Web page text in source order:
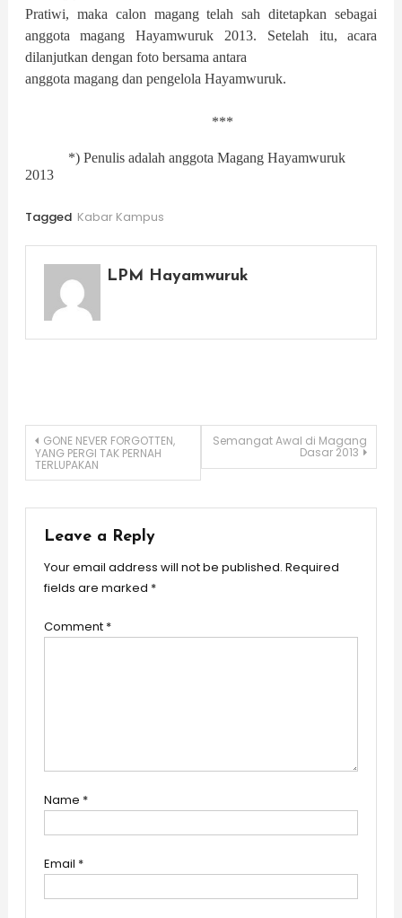
Pratiwi, maka calon magang telah sah ditetapkan sebagai
anggota magang Hayamwuruk 2013. Setelah itu, acara
dilanjutkan dengan foto bersama antara
anggota magang dan pengelola Hayamwuruk.
***
*) Penulis adalah anggota Magang Hayamwuruk
2013
Tagged Kabar Kampus
LPM Hayamwuruk
Post
navigation
GONE NEVER FORGOTTEN,
YANG PERGI TAK PERNAH
TERLUPAKAN
Semangat Awal di Magang
Dasar 2013
Leave a Reply
Your email address will not be published. Required
fields are marked *
Comment *
Name *
Email *